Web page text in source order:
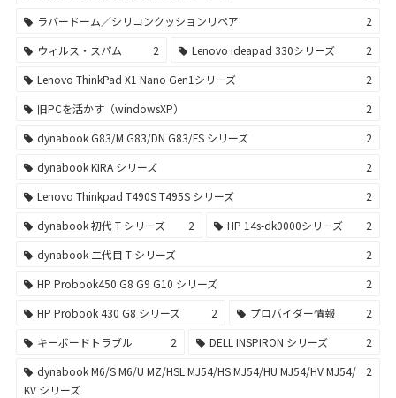
ラバードーム／シリコンクッションリペア
2
ウィルス・スパム
2 Lenovo ideapad 330シリーズ
2
Lenovo ThinkPad X1 Nano Gen1シリーズ
2
旧PCを活かす（windowsXP）
2
dynabook G83/M G83/DN G83/FS シリーズ
2
dynabook KIRA シリーズ
2
Lenovo Thinkpad T490S T495S シリーズ
2
dynabook 初代 T シリーズ
2 HP 14s-dk0000シリーズ
2
dynabook 二代目 T シリーズ
2
HP Probook450 G8 G9 G10 シリーズ
2
HP Probook 430 G8 シリーズ
2 プロバイダー情報
2
キーボードトラブル
2 DELL INSPIRON シリーズ
2
dynabook M6/S M6/U MZ/HSL MJ54/HS MJ54/HU MJ54/HV MJ54/
KV シリーズ
2